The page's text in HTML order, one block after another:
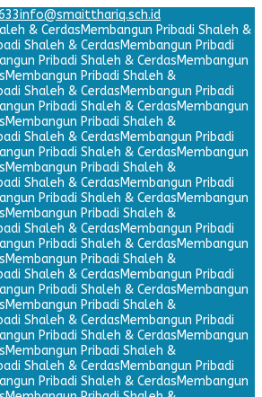
info@smaitthariq.sch.id
& CerdasMembangun Pribadi Shaleh &
Shaleh & CerdasMembangun Pribadi
Pribadi Shaleh & CerdasMembangun
Membangun Pribadi Shaleh &
Shaleh & CerdasMembangun Pribadi
Pribadi Shaleh & CerdasMembangun
Membangun Pribadi Shaleh &
Shaleh & CerdasMembangun Pribadi
Pribadi Shaleh & CerdasMembangun
Membangun Pribadi Shaleh &
Shaleh & CerdasMembangun Pribadi
Pribadi Shaleh & CerdasMembangun
Membangun Pribadi Shaleh &
Shaleh & CerdasMembangun Pribadi
Pribadi Shaleh & CerdasMembangun
Membangun Pribadi Shaleh &
Shaleh & CerdasMembangun Pribadi
Pribadi Shaleh & CerdasMembangun
Membangun Pribadi Shaleh &
Shaleh & CerdasMembangun Pribadi
Pribadi Shaleh & CerdasMembangun
Membangun Pribadi Shaleh &
Shaleh & CerdasMembangun Pribadi
Pribadi Shaleh & CerdasMembangun